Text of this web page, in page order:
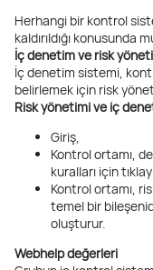
Herhangi bir kontrol
kaldırıldığı
İç denetim ve risk
İç denetim sistemi,
belirlemek için risk
Risk yönetimi ve iç
Giriş,
Kontrol ortamı,
kuralları için
Kontrol ortamı,
temel bir
oluşturur.
Webhelp değerleri